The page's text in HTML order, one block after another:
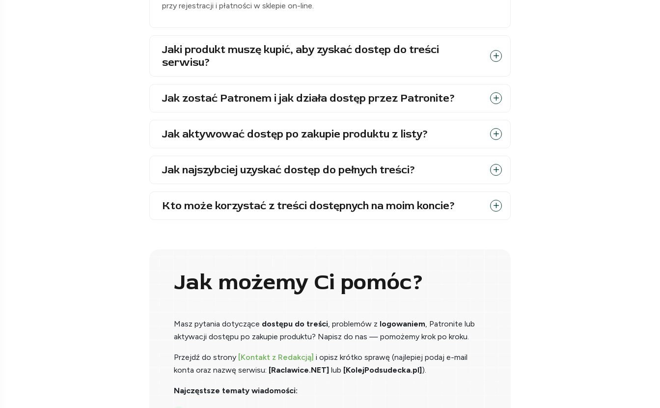
przy rejestracji i płatności w sklepie on-line.
Jaki produkt muszę kupić, aby zyskać dostęp do treści
serwisu?
Jak zostać Patronem i jak działa dostęp przez Patronite?
Jak aktywować dostęp po zakupie produktu z listy?
Jak najszybciej uzyskać dostęp do pełnych treści?
Kto może korzystać z treści dostępnych na moim koncie?
Jak możemy Ci pomóc?
Masz pytania dotyczące dostępu do treści , problemów z logowaniem , Patronite lub
aktywacji dostępu po zakupie produktu? Napisz do nas — pomożemy krok po kroku.
Przejdź do strony [Kontakt z Redakcją] i opisz krótko sprawę (najlepiej podaj e-mail
konta oraz nazwę serwisu: [Raclawice.NET] lub [KolejPodsudecka.pl]).
Najczęstsze tematy wiadomości: